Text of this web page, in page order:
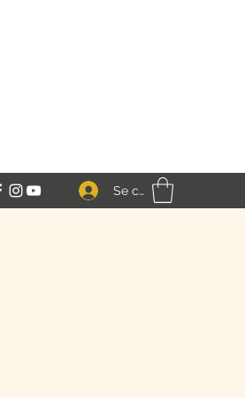
Se connecter